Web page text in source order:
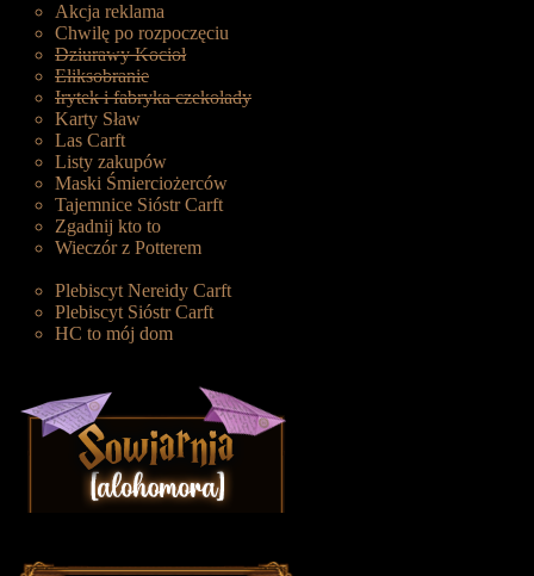
Akcja reklama
Chwilę po rozpoczęciu
Dziurawy Kocioł
Eliksobranie
Irytek i fabryka czekolady
Karty Sław
Las Carft
Listy zakupów
Maski Śmierciożerców
Tajemnice Sióstr Carft
Zgadnij kto to
Wieczór z Potterem
Plebiscyt Nereidy Carft
Plebiscyt Sióstr Carft
HC to mój dom